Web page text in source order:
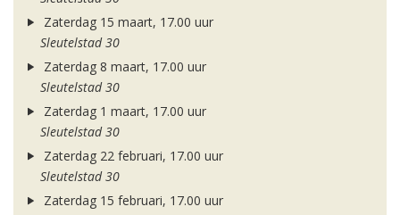
Zaterdag 15 maart, 17.00 uur
Sleutelstad 30
Zaterdag 8 maart, 17.00 uur
Sleutelstad 30
Zaterdag 1 maart, 17.00 uur
Sleutelstad 30
Zaterdag 22 februari, 17.00 uur
Sleutelstad 30
Zaterdag 15 februari, 17.00 uur